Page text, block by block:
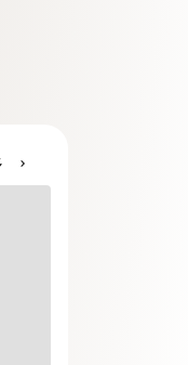
chevron_right